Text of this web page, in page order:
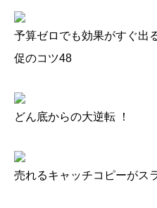
予算ゼロでも効果がすぐ出
促のコツ48
どん底からの大逆転 ！
売れるキャッチコピーがス